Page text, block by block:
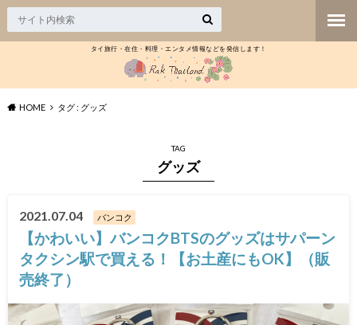
タイ旅行・在住・料理・エンタメ情報などを発信します！
HOME タグ : グッズ
TAG
グッズ
2021.07.04 バンコク
【かわいい】バンコクBTSのグッズはサパーン
タクシン駅で買える！【お土産にもOK】（販
売終了）